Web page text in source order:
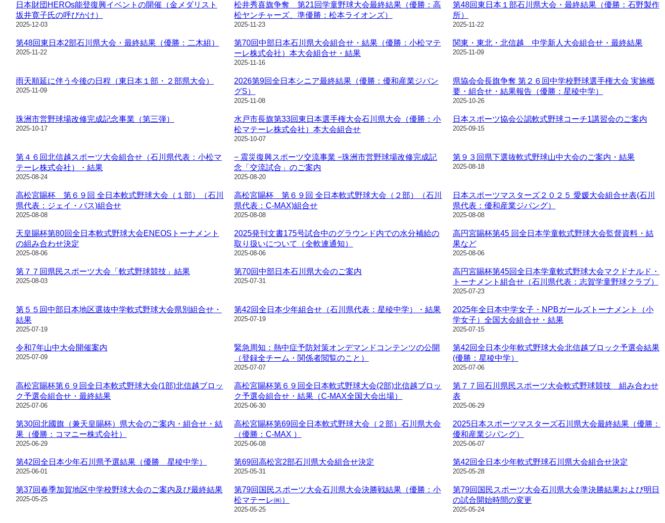
日本財団HEROs能登復興イベントの開催（金メダリスト
坂井寛子氏の呼びかけ）
2025-12-03
松井秀喜旗争奪 第21回学童野球大会最終結果（優勝：高
松ヤンチャーズ、準優勝：松本ライオンズ）
2025-11-23
第48回東日本１部石川県大会・最終結果（優勝：石野製作
所）
2025-11-22
第48回東日本2部石川県大会・最終結果（優勝：二木組）
2025-11-22
第70回中部日本石川県大会組合せ・結果（優勝：小松マテ
ーレ株式会社）本大会組合せ・結果
2025-11-16
関東・東北・北信越 中学新人大会組合せ・最終結果
2025-11-09
雨天順延に伴う今後の日程（東日本１部・２部県大会）
2025-11-09
2026第9回全日本シニア最終結果（優勝：優和産業ジパン
グS）
2025-11-08
県協会会長旗争奪 第２６回中学校野球選手権大会 実施概
要・組合せ・結果報告（優勝：星稜中学）
2025-10-26
珠洲市営野球場改修完成記念事業（第三弾）
2025-10-17
水戸市長旗第33回東日本選手権大会石川県大会（優勝：小
松マテーレ株式会社）本大会組合せ
2025-10-07
日本スポーツ協会公認軟式野球コーチ1講習会のご案内
2025-09-15
第４６回北信越スポーツ大会組合せ（石川県代表：小松マ
テーレ株式会社）・結果
2025-08-24
− 震災復興スポーツ交流事業 −珠洲市営野球場改修完成記
念「交流試合」のご案内
2025-08-20
第９３回県下選抜軟式野球山中大会のご案内・結果
2025-08-18
高松宮賜杯 第６９回 全日本軟式野球大会（１部）（石川
県代表：ジェイ・バス)組合せ
2025-08-08
高松宮賜杯 第６９回 全日本軟式野球大会（２部）（石川
県代表：C-MAX)組合せ
2025-08-08
日本スポーツマスターズ２０２５ 愛媛大会組合せ表(石川
県代表：優和産業ジパング）
2025-08-08
天皇賜杯第80回全日本軟式野球大会ENEOSトーナメント
の組み合わせ決定
2025-08-06
2025発刊文書175号試合中のグラウンド内での水分補給の
取り扱いについて（全軟連通知）
2025-08-06
高円宮賜杯第45 回全日本学童軟式野球大会監督資料・結
果など
2025-08-06
第７７回県民スポーツ大会「軟式野球競技」結果
2025-08-03
第70回中部日本石川県大会のご案内
2025-07-31
高円宮賜杯第45回全日本学童軟式野球大会マクドナルド・
トーナメント組合せ（石川県代表：志賀学童野球クラブ）
2025-07-23
第５５回中部日本地区選抜中学軟式野球大会県別組合せ・
結果
2025-07-19
第42回全日本少年組合せ（石川県代表：星稜中学）・結果
2025-07-19
2025年全日本中学女子・NPBガールズトーナメント（小
学女子）全国大会組合せ・結果
2025-07-15
令和7年山中大会開催案内
2025-07-09
緊急周知：熱中症予防対策オンデマンドコンテンツの公開
（登録全チーム・関係者閲覧のこと）
2025-07-07
第42回全日本少年軟式野球大会北信越ブロック予選会結果
(優勝：星稜中学）
2025-07-06
高松宮賜杯第６９回全日本軟式野球大会(1部)北信越ブロッ
ク予選会組合せ・最終結果
2025-07-06
高松宮賜杯第６９回全日本軟式野球大会(2部)北信越ブロッ
ク予選会組合せ・結果（C-MAX全国大会出場）
2025-06-30
第７７回石川県民スポーツ大会軟式野球競技 組み合わせ
表
2025-06-29
第30回北國旗（兼天皇賜杯）県大会のご案内・組合せ・結
果（優勝：コマニー株式会社）
2025-06-29
高松宮賜杯第69回全日本軟式野球大会（２部）石川県大会
（優勝：C-MAX ）
2025-06-08
2025日本スポーツマスターズ石川県大会最終結果（優勝：
優和産業ジパング）
2025-06-07
第42回全日本少年石川県予選結果（優勝 星稜中学）
2025-06-01
第69回高松宮2部石川県大会組合せ決定
2025-05-31
第42回全日本少年軟式野球石川県大会組合せ決定
2025-05-28
第37回春季加賀地区中学校野球大会のご案内及び最終結果
2025-05-25
第79回国民スポーツ大会石川県大会決勝戦結果（優勝：小
松マテーレ㈱）
2025-05-25
第79回国民スポーツ大会石川県大会準決勝結果および明日
の試合開始時間の変更
2025-05-24